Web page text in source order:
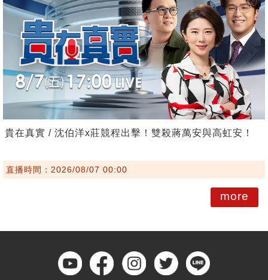
貴在真實 / 沈伯洋x莊競程出擊！雙殺蔣萬安與高虹安！
直播時間：2026/08/07 00:00
more